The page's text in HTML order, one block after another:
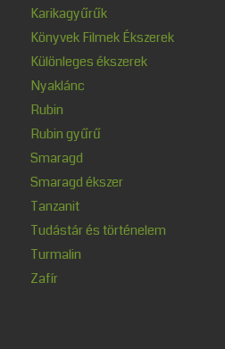
Karikagyűrűk
Könyvek Filmek Ékszerek
Különleges ékszerek
Nyaklánc
Rubin
Rubin gyűrű
Smaragd
Smaragd ékszer
Tanzanit
Tudástár és történelem
Turmalin
Zafír